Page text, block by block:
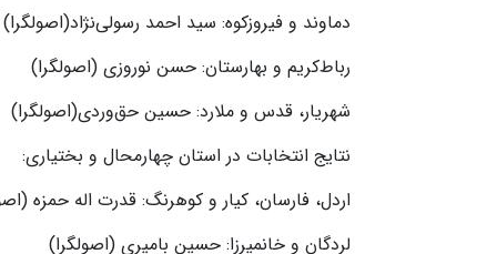
دماوند و فیروزکوه: سید احمد رسولی‌نژاد(اصولگرا)
رباط‌کریم و بهارستان: حسن نوروزی (اصولگرا)
شهریار، قدس و ملارد: حسین حق‌وردی(اصولگرا)
نتایج انتخابات در استان چهارمحال و بختیاری:
اردل، فارسان، کیار و کوهرنگ: قدرت اله حمزه
لردگان و خانمیرزا: حسین بامیری (اصولگرا)